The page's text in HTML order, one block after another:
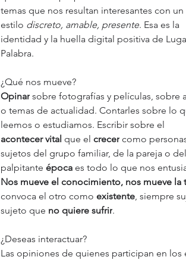
temas que nos resultan interesantes con un
estilo discreto, amable, presente. Esa es la
identidad y la huella digital positiva de
Palabra.
¿Qué nos mueve?
Opinar sobre fotografías y películas, sobre
o temas de actualidad. Contarles sobre lo
leemos o estudiamos. Escribir sobre el
acontecer vital que el crecer como
sujetos del grupo familiar, de la pareja o
palpitante época es todo lo que nos
Nos mueve el conocimiento, nos mueve la
convoca el otro como existente, siempre
sujeto que no quiere sufrir.
¿Deseas interactuar?
Las opiniones de quienes participan en